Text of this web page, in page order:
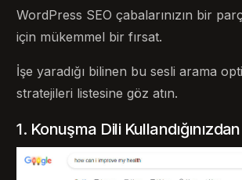
WordPress SEO çabalarınızın bir
için mükemmel bir fırsat.
İşe yaradığı bilinen bu sesli arama
stratejileri listesine göz atın.
1. Konuşma Dili